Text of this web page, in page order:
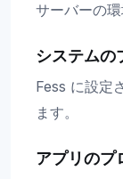
サーバーの環
システムの
Fess に設定
ます。
アプリのプ